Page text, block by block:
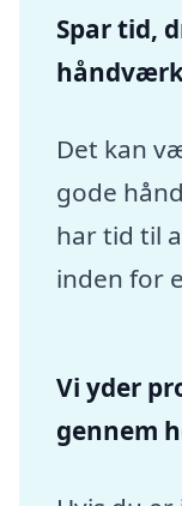
Spar tid,
Det kan
gode
har tid til
inden for
Vi yder
gennem